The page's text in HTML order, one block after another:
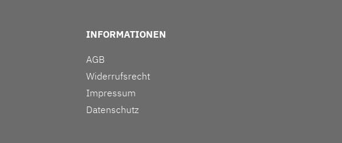
INFORMATIONEN
AGB
Widerrufsrecht
Impressum
Datenschutz